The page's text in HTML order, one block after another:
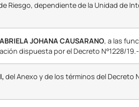
Riesgo, dependiente de la Unidad de
JOHANA CAUSARANO, a las
dispuesta por el Decreto N°1228/19.-
del Anexo y de los términos del Decreto